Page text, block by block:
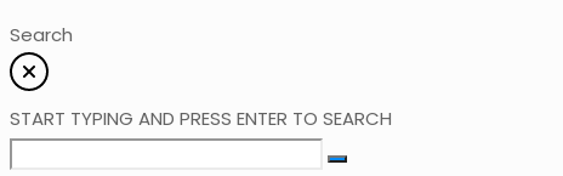
Search
START TYPING AND PRESS ENTER TO SEARCH